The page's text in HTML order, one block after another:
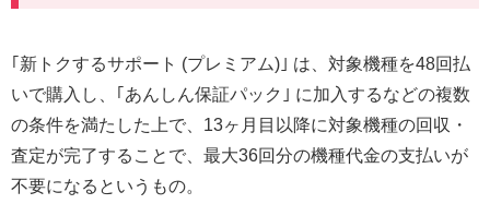
｢新トクするサポート (プレミアム)｣ は、対象機種を48回払
いで購入し、｢あんしん保証パック｣ に加入するなどの複数
の条件を満たした上で、13ヶ月目以降に対象機種の回収・
査定が完了することで、最大36回分の機種代金の支払いが
不要になるというもの。